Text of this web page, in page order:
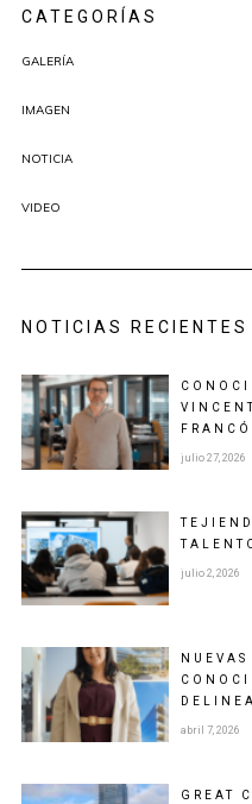
CATEGORÍAS
GALERÍA
IMAGEN
NOTICIA
VIDEO
NOTICIAS RECIENTES
julio 27, 2026
julio 2, 2026
abril 7, 2026
GREAT